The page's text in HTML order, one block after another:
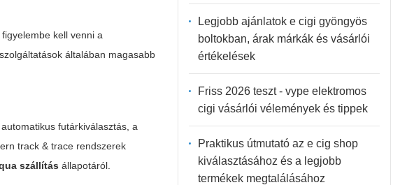
kell venni a
általában magasabb
futárkiválasztás, a
track & trace rendszerek
szállítás állapotáról.
Legjobb ajánlatok e cigi gyöngyös
boltokban, árak márkák és vásárlói
értékelések
Friss 2026 teszt - vype elektromos
cigi vásárlói vélemények és tippek
Praktikus útmutató az e cig shop
kiválasztásához és a legjobb
termékek megtalálásához